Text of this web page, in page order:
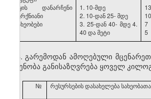
ტყის
დანარჩენი
მერქნიანი
სახეობები
1. 10-მდე
2. 10-დან25-მდე
3. 25-დან 40- მდე 4.
40დამეტი
13
10
7
5
3. გარემოდან ამოღებული
ოდენობა განისაზღვრება ყოველ
№ რესურსებისდასახელებასახეობათა